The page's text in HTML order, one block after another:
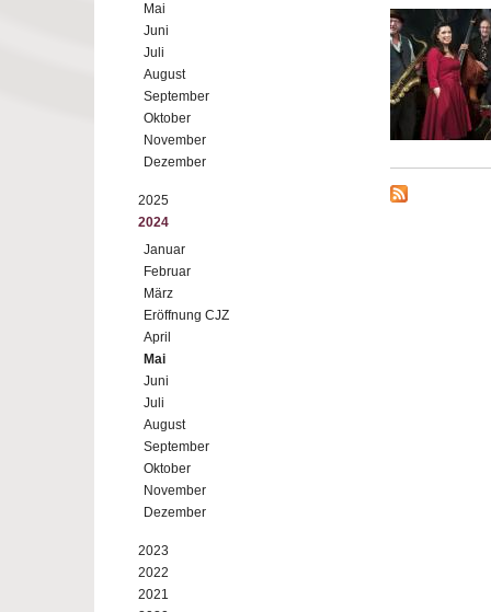
Mai
Juni
Juli
August
September
Oktober
November
Dezember
2025
2024
Januar
Februar
März
Eröffnung CJZ
April
Mai
Juni
Juli
August
September
Oktober
November
Dezember
2023
2022
2021